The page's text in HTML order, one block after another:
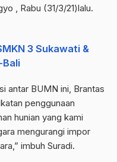
, Rabu (31/3/21)lalu.
3 Sukawati &
Bali
antar BUMN ini, Brantas
penggunaan
hunian yang kami
mengurangi impor
imbuh Suradi.